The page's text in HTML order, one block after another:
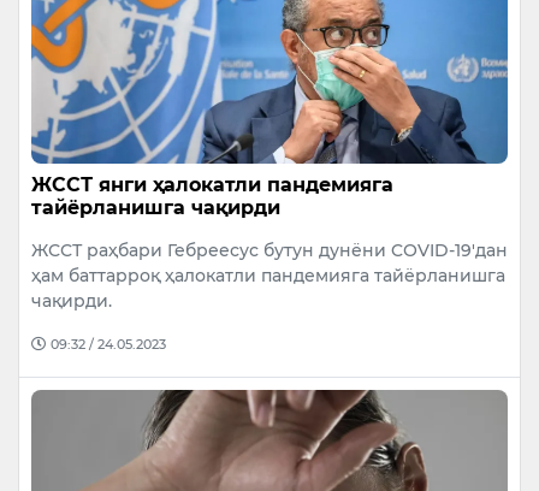
ЖССТ янги ҳалокатли пандемияга
тайёрланишга чақирди
ЖССТ раҳбари Гебреесус бутун дунёни CОVID-19'дан
ҳам баттарроқ ҳалокатли пандемияга тайёрланишга
чақирди.
09:32 / 24.05.2023